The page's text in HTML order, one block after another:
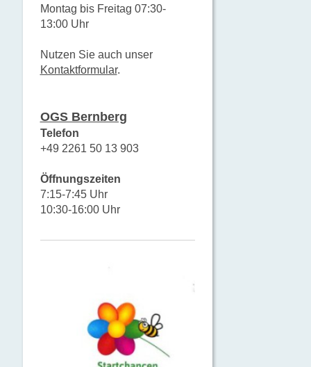
Montag bis Freitag 07:30-
13:00 Uhr
Nutzen Sie auch unser
Kontaktformular.
OGS Bernberg
Telefon
+49 2261 50 13 903
Öffnungszeiten
7:15-7:45 Uhr
10:30-16:00 Uhr